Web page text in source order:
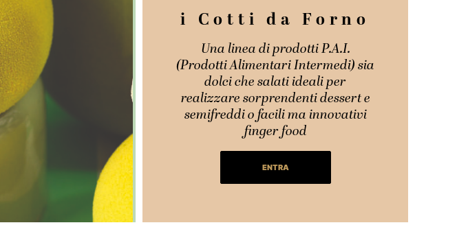
i Cotti da Forno
Una linea di prodotti P.A.I.
(Prodotti Alimentari Intermedi) sia
dolci che salati ideali per
realizzare sorprendenti dessert e
semifreddi o facili ma innovativi
finger food
ENTRA